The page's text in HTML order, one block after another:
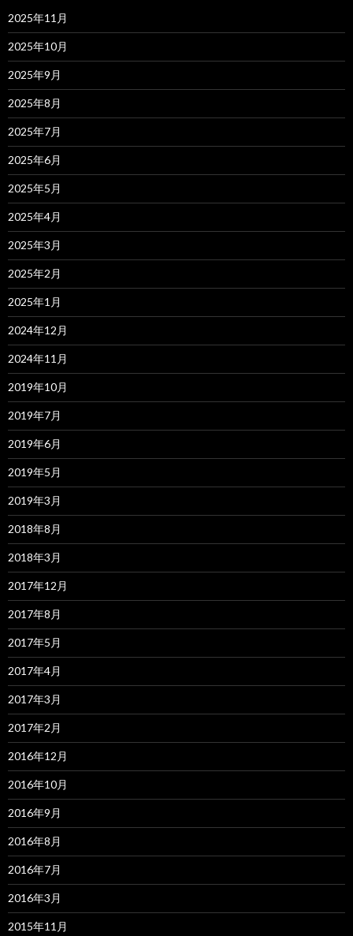
2025年11月
2025年10月
2025年9月
2025年8月
2025年7月
2025年6月
2025年5月
2025年4月
2025年3月
2025年2月
2025年1月
2024年12月
2024年11月
2019年10月
2019年7月
2019年6月
2019年5月
2019年3月
2018年8月
2018年3月
2017年12月
2017年8月
2017年5月
2017年4月
2017年3月
2017年2月
2016年12月
2016年10月
2016年9月
2016年8月
2016年7月
2016年3月
2015年11月